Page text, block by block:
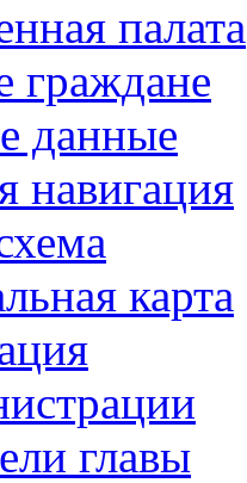
палата
граждане
данные
навигация
карта
главы